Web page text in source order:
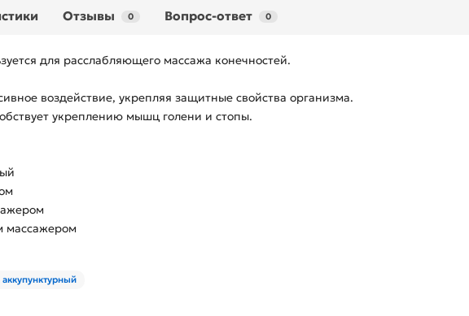
Отзывы 0 Вопрос-ответ 0
для расслабляющего массажа конечностей.
воздействие, укрепляя защитные свойства организма.
укреплению мышц голени и стопы.
массажером